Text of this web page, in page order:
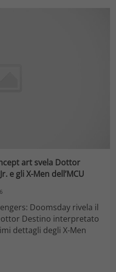
art svela Dottor
e gli X-Men dell’MCU
Doomsday rivela il
Destino interpretato
dettagli degli X-Men